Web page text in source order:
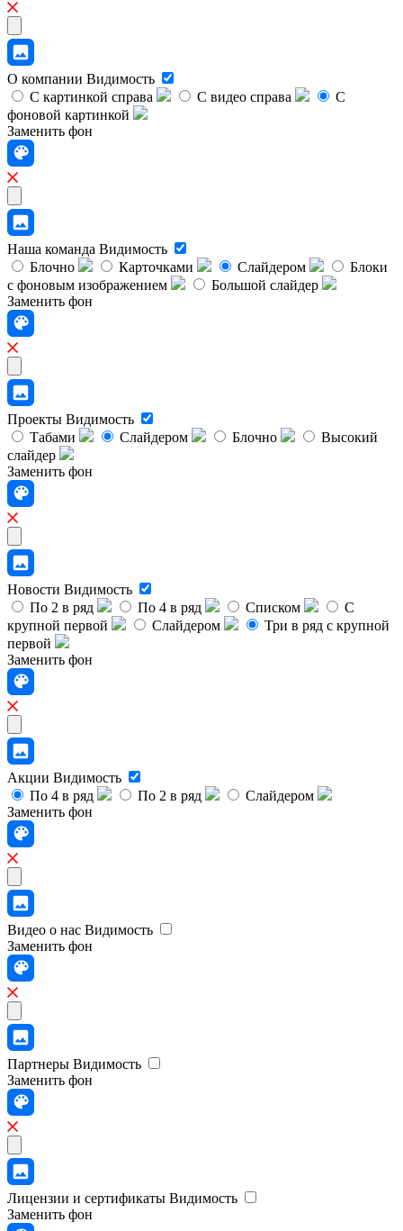
О компании Видимость
С картинкой справа
С видео справа
С
фоновой картинкой
Заменить фон
Наша команда Видимость
Блочно
Карточками Слайдером
Блоки
с фоновым изображением
Большой слайдер
Заменить фон
Проекты Видимость
Табами
Слайдером Блочно
Высокий
слайдер
Заменить фон
Новости Видимость
По 2 в ряд
По 4 в ряд Списком
С
крупной первой
Слайдером
Три в ряд с крупной
первой
Заменить фон
Акции Видимость
По 4 в ряд
По 2 в ряд
Слайдером
Заменить фон
Видео о нас Видимость
Заменить фон
Партнеры Видимость
Заменить фон
Лицензии и сертификаты Видимость
Заменить фон